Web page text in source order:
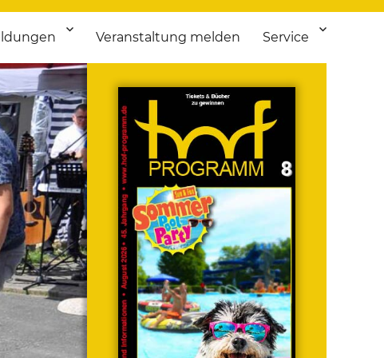
bis Flohmarkt.
Veranstaltung melden Service